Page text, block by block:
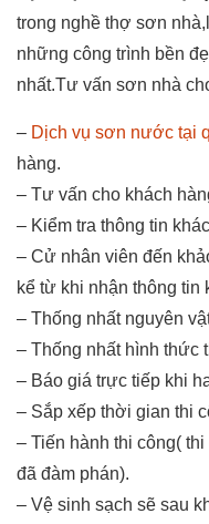
trong nghề thợ sơn
những công trình bền
nhất.Tư vấn sơn nhà
– Dịch vụ sơn nước tại
hàng.
– Tư vấn cho khách
– Kiểm tra thông tin
– Cử nhân viên đến
kể từ khi nhận thông tin
– Thống nhất nguyên
– Thống nhất hình thức
– Báo giá trực tiếp khi
– Sắp xếp thời gian thi
– Tiến hành thi công(
đã đàm phán).
– Vệ sinh sạch sẽ sau